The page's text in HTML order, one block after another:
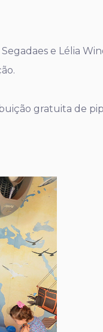
e Lélia
gratuita de